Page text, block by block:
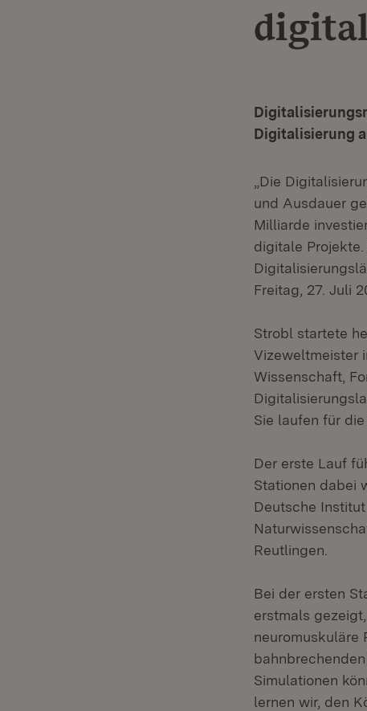
Digitalisierung
„Die
und Ausdauer
Milliarde
digitale
Freitag, 27. Juli
Strobl startete
Vizeweltmeister
Wissenschaft,
Sie laufen für
Der erste Lauf
Stationen dabei
Deutsche
Reutlingen.
Bei der ersten
erstmals
neuromuskuläre
Simulationen
lernen wir, den